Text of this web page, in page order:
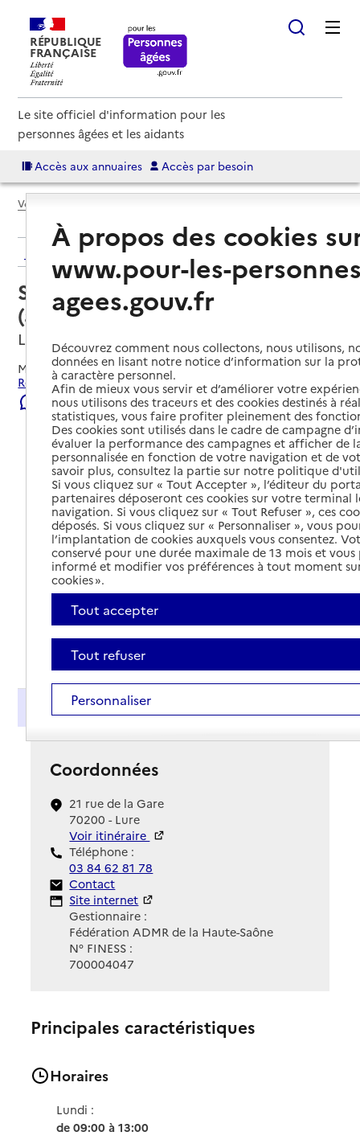
RÉPUBLIQUE
FRANÇAISE
Le site officiel d'information pour les
personnes âgées et les aidants
Accès aux annuaires Accès par besoin
Voir le fil d’Ariane
Retour aux résultats de l'annuaire
Service autonomie à domicile
(aide) – ADMR
Lure, HAUTE-SAONE
Mis à jour le03/08/2026
Rechercher les établissements et services autour de Lure.
Signaler une erreur
Présentation
Coordonnées
21 rue de la Gare
70200 - Lure
Voir itinéraire
Téléphone :
03 84 62 81 78
Contact
Contact
Site Internet
Site internet
Gestionnaire :
Fédération ADMR de la Haute-Saône
N° FINESS :
700004047
Principales caractéristiques
Horaires
Lundi :
de 09:00 à 13:00
À propos des cookies
www.pour-les-
agees.gouv.fr
Découvrez comment nous collectons, nous utilisons,
données en lisant notre notice d’information sur la
à caractère personnel.
Afin de mieux vous servir et d’améliorer votre
nous utilisons des traceurs et des cookies destinés à
statistiques, vous faire profiter pleinement des
Des cookies sont utilisés dans le cadre de campagne
évaluer la performance des campagnes et afficher de
personnalisée en fonction de votre navigation et de
savoir plus, consultez la partie sur notre politique
Si vous cliquez sur « Tout Accepter », l’éditeur du
partenaires déposeront ces cookies sur votre terminal
navigation. Si vous cliquez sur « Tout Refuser », ces
déposés. Si vous cliquez sur « Personnaliser », vous
l’implantation de cookies auxquels vous consentez.
conservé pour une durée maximale de 13 mois et
informé et modifier vos préférences à tout moment
cookies ».
Tout accepter
Tout refuser
Personnaliser